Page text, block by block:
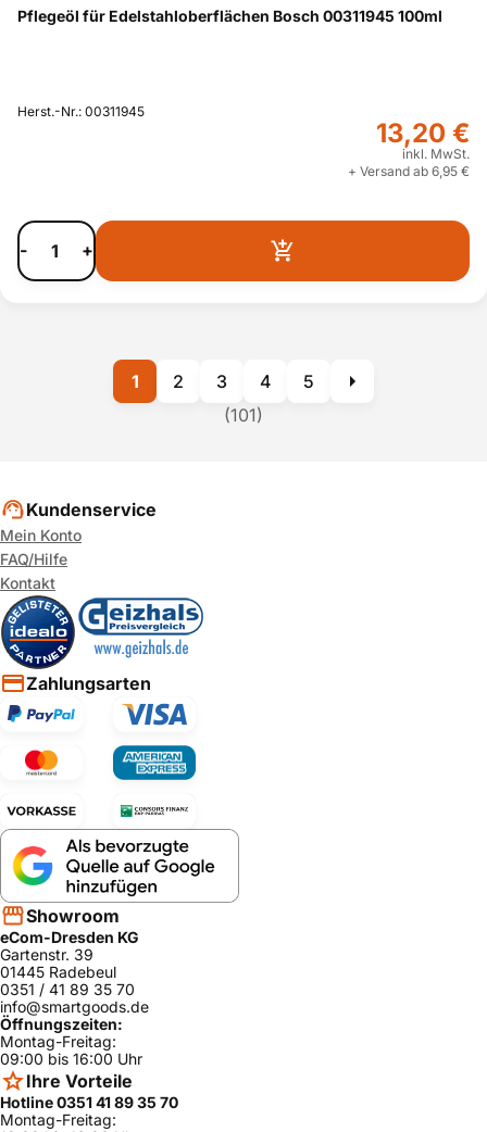
Pflegeöl für Edelstahloberflächen Bosch 00311945 100ml
Herst.-Nr.: 00311945
13,20 €
inkl. MwSt.
+ Versand ab 6,95 €
- +
(101)
1 2 3 4 5
Kundenservice
Mein Konto
FAQ/Hilfe
Kontakt
Zahlungsarten
Showroom
eCom-Dresden KG
Gartenstr. 39
01445 Radebeul
0351 / 41 89 35 70
info@smartgoods.de
Öffnungszeiten:
Montag-Freitag:
09:00 bis 16:00 Uhr
Ihre Vorteile
Hotline 0351 41 89 35 70
Montag-Freitag: